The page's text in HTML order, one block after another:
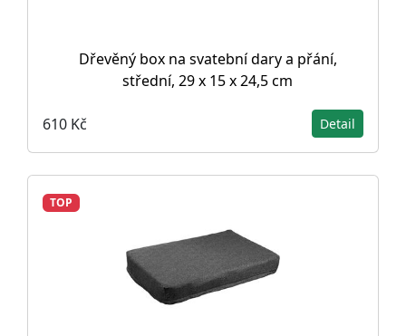
Dřevěný box na svatební dary a přání,
střední, 29 x 15 x 24,5 cm
610 Kč Detail
TOP